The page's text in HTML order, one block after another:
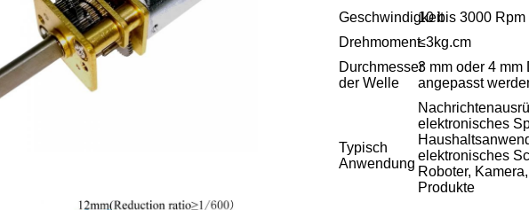
Geschwindigkeit10 bis 3000 Rpm
Drehmoment≤3kg.cm
Durchmesser
der Welle
3 mm oder 4 mm
angepasst
Typisch
Anwendung
elektronisches
elektronisches
Roboter,
Produkte